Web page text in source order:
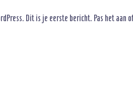
Dit is je eerste bericht. Pas het aan